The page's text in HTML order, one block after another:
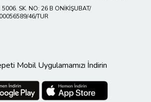
SK. NO: 26 B ONİKİŞUBAT/
46/TUR
Mobil Uygulamamızı İndirin